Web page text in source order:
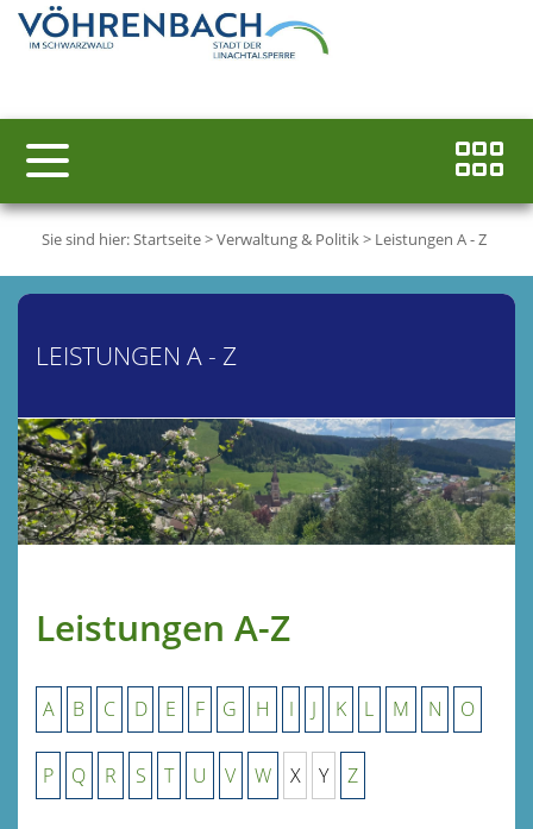
Sie sind hier:Startseite>Verwaltung & Politik> Leistungen A - Z
LEISTUNGEN A - Z
Leistungen A-Z
A B C D E F G H I J K L M N O
P Q R S T U V W X Y Z